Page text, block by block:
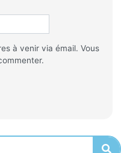
à venir via émail. Vous